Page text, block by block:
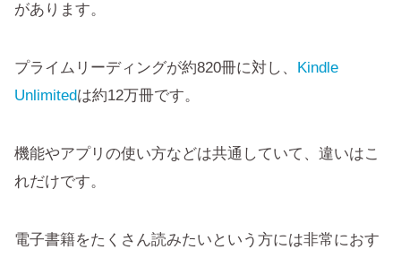
があります。
プライムリーディングが約820冊に対し、
Kindle
Unlimitedは約12万冊です。
機能やアプリの使い方などは共通していて、違いはこ
れだけです。
電子書籍をたくさん読みたいという方には非常におす